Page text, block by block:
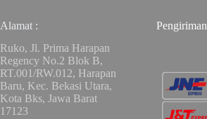
Alamat :
Ruko, Jl. Prima Harapan
Regency No.2 Blok B,
RT.001/RW.012, Harapan
Baru, Kec. Bekasi Utara,
Kota Bks, Jawa Barat
17123
Pengiriman